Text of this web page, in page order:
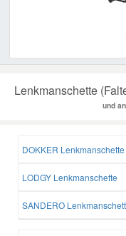
Lenkmanschette
und
DOKKER Lenkmanschette
LODGY Lenkmanschette
SANDERO